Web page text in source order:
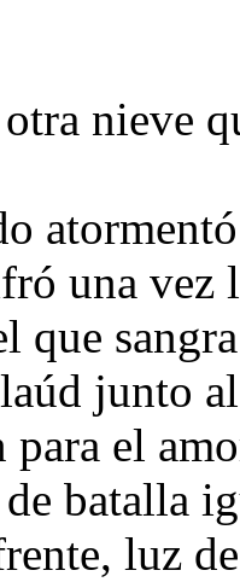
nieve
una vez
que
junto
el
batalla
luz